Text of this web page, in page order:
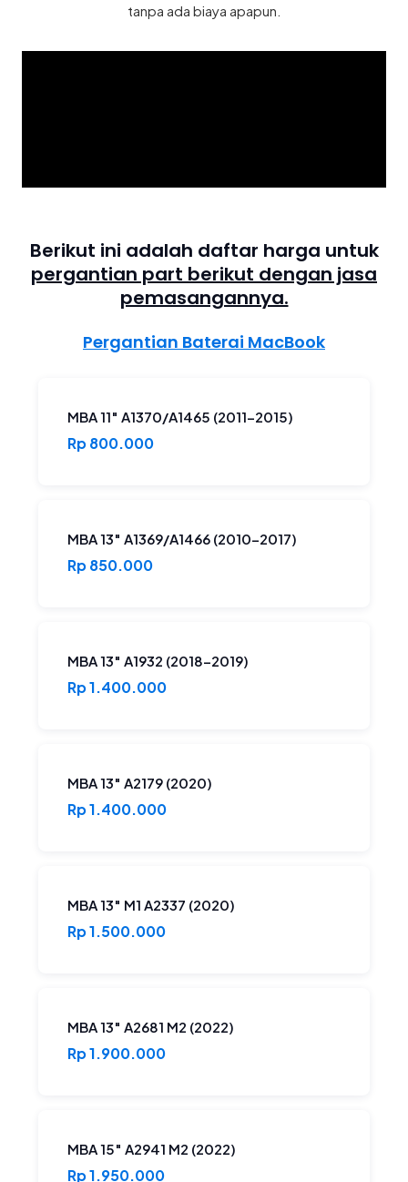
tanpa ada biaya apapun.
Berikut ini adalah daftar harga untuk
pergantian part berikut dengan jasa
pemasangannya.
Pergantian Baterai MacBook
MBA 11″ A1370/A1465 (2011-2015)
Rp 800.000
MBA 13″ A1369/A1466 (2010-2017)
Rp 850.000
MBA 13″ A1932 (2018-2019)
Rp 1.400.000
MBA 13″ A2179 (2020)
Rp 1.400.000
MBA 13″ M1 A2337 (2020)
Rp 1.500.000
MBA 13″ A2681 M2 (2022)
Rp 1.900.000
MBA 15″ A2941 M2 (2022)
Rp 1.950.000